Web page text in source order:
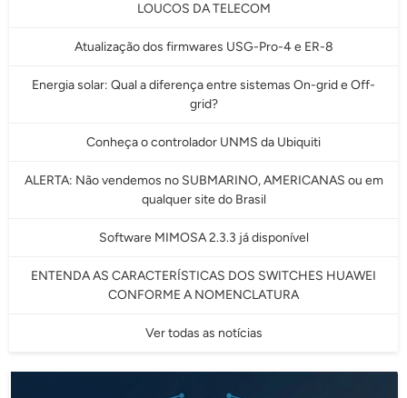
LOUCOS DA TELECOM
Atualização dos firmwares USG-Pro-4 e ER-8
Energia solar: Qual a diferença entre sistemas On-grid e Off-
grid?
Conheça o controlador UNMS da Ubiquiti
ALERTA: Não vendemos no SUBMARINO, AMERICANAS ou em
qualquer site do Brasil
Software MIMOSA 2.3.3 já disponível
ENTENDA AS CARACTERÍSTICAS DOS SWITCHES HUAWEI
CONFORME A NOMENCLATURA
Ver todas as notícias